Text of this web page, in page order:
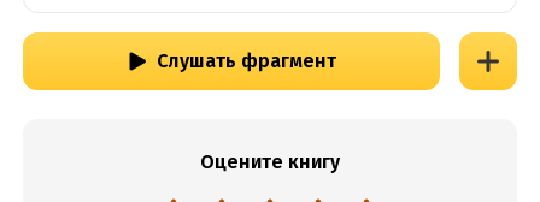
Слушать фрагмент
Оцените книгу